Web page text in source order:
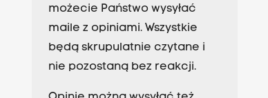
możecie Państwo wysyłać
maile z opiniami. Wszystkie
będą skrupulatnie czytane i
nie pozostaną bez reakcji.